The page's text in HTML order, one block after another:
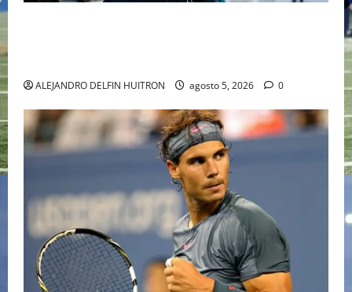
ALEJANDRO DELFIN HUITRON agosto 5, 2026 0